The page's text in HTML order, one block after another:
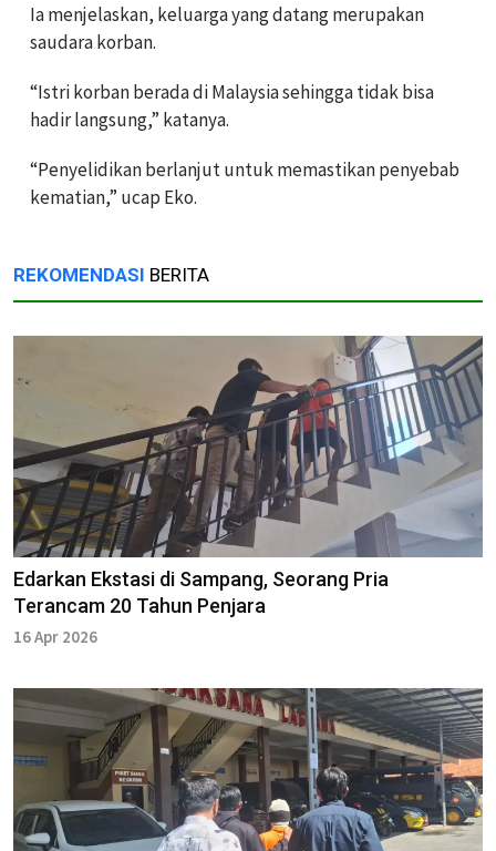
Ia menjelaskan, keluarga yang datang merupakan
saudara korban.
“Istri korban berada di Malaysia sehingga tidak bisa
hadir langsung,” katanya.
“Penyelidikan berlanjut untuk memastikan penyebab
kematian,” ucap Eko.
REKOMENDASI BERITA
Edarkan Ekstasi di Sampang, Seorang Pria
Terancam 20 Tahun Penjara
16 Apr 2026